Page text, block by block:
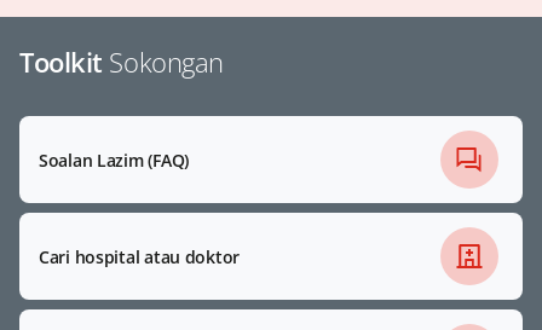
Toolkit Sokongan
Soalan Lazim (FAQ)
Cari hospital atau doktor